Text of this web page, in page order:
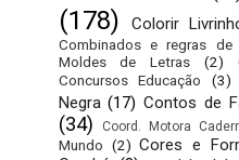
(178)
Colorir
Combinados e regras de
Moldes de Letras
(2)
Concursos Educação
(3)
Negra (17) Contos de
(34)
Coord. Motora
Mundo (2) Cores e